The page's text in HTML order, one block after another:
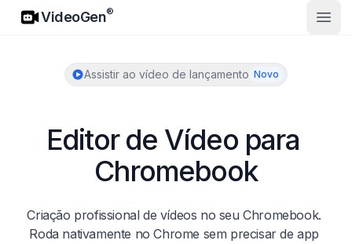
VideoGen
VideoGen®
Abrir
Assistir ao vídeo de lançamento Novo
Editor de Vídeo para
Chromebook
Criação profissional de vídeos no seu Chromebook.
Roda nativamente no Chrome sem precisar de app